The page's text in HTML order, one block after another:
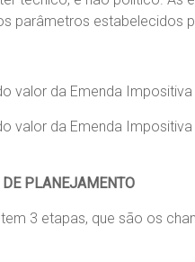
parâmetros estabelecidos
valor da Emenda
valor da Emenda
PLANEJAMENTO
3 etapas, que são os